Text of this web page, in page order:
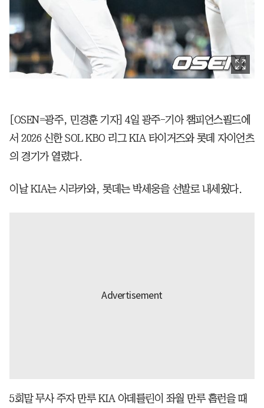
[OSEN=광주, 민경훈 기자] 4일 광주-기아 챔피언스필드에
서 2026 신한 SOL KBO 리그 KIA 타이거즈와 롯데 자이언츠
의 경기가 열렸다.
이날 KIA는 시라카와, 롯데는 박세웅을 선발로 내세웠다.
5회말 무사 주자 만루 KIA 아데를린이 좌월 만루 홈런을 때